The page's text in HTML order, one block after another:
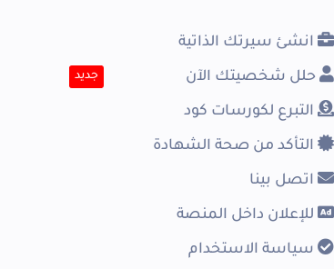
انشئ سيرتك الذاتية
حلل شخصيتك الآن جديد
التبرع لكورسات كود
التأكد من صحة الشهادة
اتصل بينا
للإعلان داخل المنصة
سياسة الاستخدام